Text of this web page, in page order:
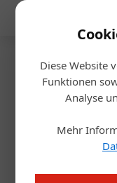
Diese Website
Funktionen
Analyse
Mehr